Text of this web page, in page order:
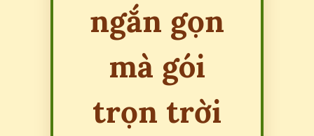
ngắn gọn
mà gói
trọn trời